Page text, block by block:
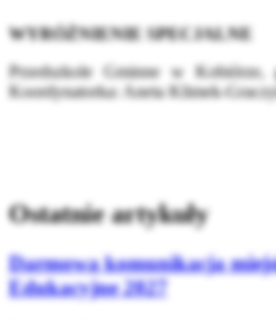
WYRÓŻNIENIE SPECJALNE
Przedszkole Gminne w Kobiórze,
Koordynatorka: Aneta Klimek-
Ostatnie artykuły
Darmowa komunikacja
Edukacyjne 2027